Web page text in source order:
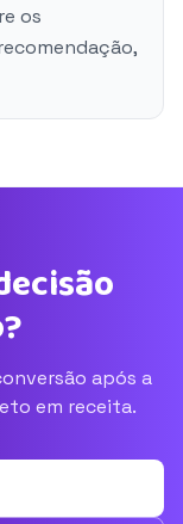
os
após a
em receita.